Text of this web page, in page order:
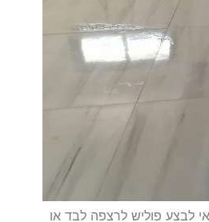
לבצע פוליש לרצפה לבד או